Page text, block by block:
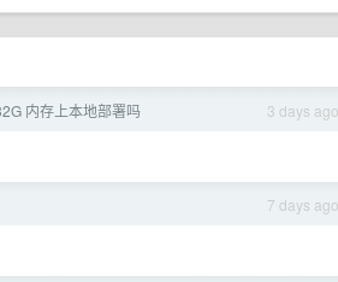
3 days ago
内存上本地部署吗
7 days ago